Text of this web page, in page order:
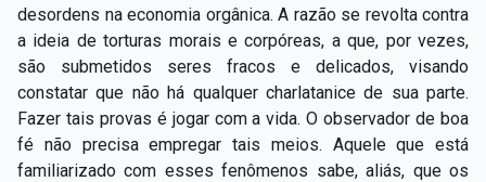
desordens na economia orgânica. A razão se revolta contra
a ideia de torturas morais e corpóreas, a que, por vezes,
são submetidos seres fracos e delicados, visando
constatar que não há qualquer charlatanice de sua parte.
Fazer tais provas é jogar com a vida. O observador de boa
fé não precisa empregar tais meios. Aquele que está
familiarizado com esses fenômenos sabe, aliás, que os